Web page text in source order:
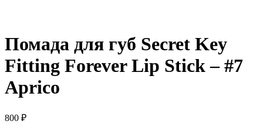
Помада для губ Secret Key
Fitting Forever Lip Stick – #7
Aprico
800 ₽